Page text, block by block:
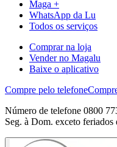
Maga +
WhatsApp da Lu
Todos os serviços
Comprar na loja
Vender no Magalu
Baixe o aplicativo
Compre pelo telefone
Número de telefone 0800
Seg. à Dom. exceto feriados